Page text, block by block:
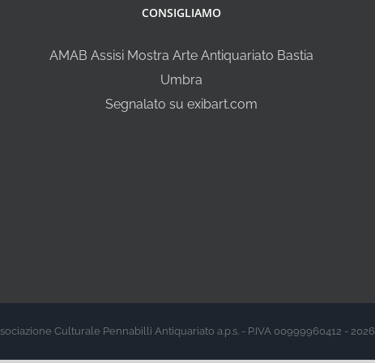
CONSIGLIAMO
AMAB Assisi Mostra Arte Antiquariato Bastia
Umbra
Segnalato su exibart.com
Culturale Pennabilli Antiquariato a.p.s. - P.IVA 00999960412 - 2026